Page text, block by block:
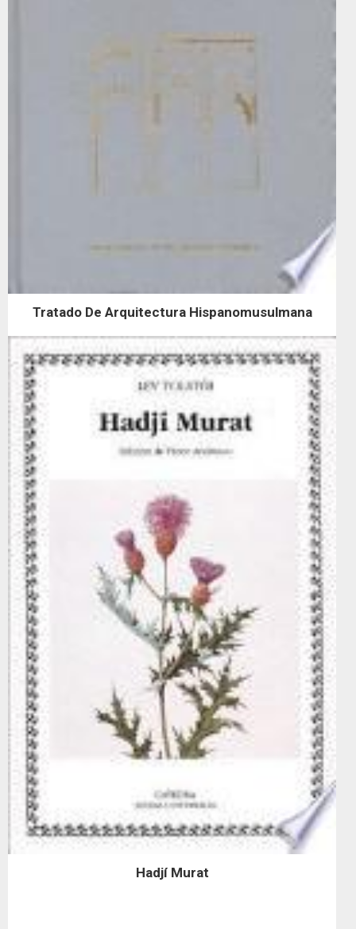
Tratado De Arquitectura Hispanomusulmana
Hadjí Murat